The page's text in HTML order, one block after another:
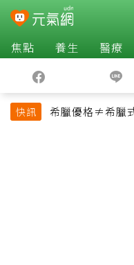
焦點 養生 醫療
快訊
希臘優格≠希臘